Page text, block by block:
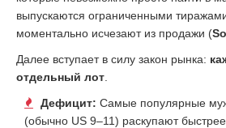
выпускаются ограниченными
моментально исчезают из продажи (
Далее вступает в силу закон рынка:
отдельный лот
Дефицит: Самые популярные
(обычно US 9–11) раскупают